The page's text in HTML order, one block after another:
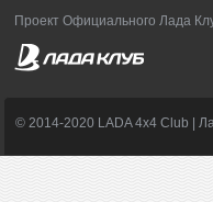
Проект Официального Лада
© 2014-2020 LADA 4x4 Club |